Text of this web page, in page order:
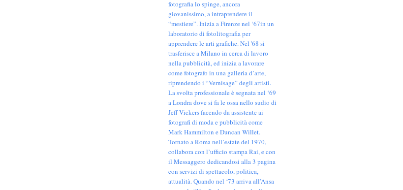
fotografia lo spinge, ancora
giovanissimo, a intraprendere il
“mestiere”. Inizia a Firenze nel ‘67in un
laboratorio di fotolitografia per
apprendere le arti grafiche. Nel '68 si
trasferisce a Milano in cerca di lavoro
nella pubblicità, ed inizia a lavorare
come fotografo in una galleria d’arte,
riprendendo i “Vernisage” degli artisti.
La svolta professionale è segnata nel ‘69
a Londra dove si fa le ossa nello sudio di
Jeff Vickers facendo da assistente ai
fotografi di moda e pubblicità come
Mark Hammilton e Duncan Willet.
Tornato a Roma nell’estate del 1970,
collabora con l’ufficio stampa Rai, e con
il Messaggero dedicandosi alla 3 pagina
con servizi di spettacolo, politica,
attualità. Quando nel ‘73 arriva all’Ansa